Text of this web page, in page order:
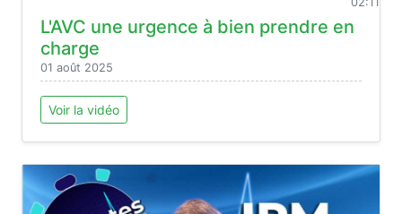
L'AVC une urgence à bien prendre en
charge
01 août 2025
Voir la vidéo